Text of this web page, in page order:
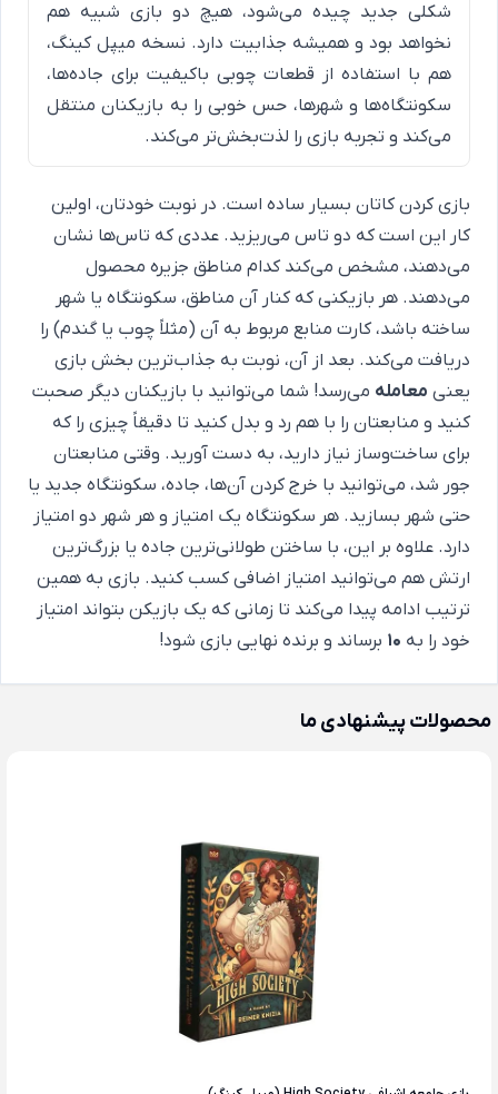
شکلی جدید چیده می‌شود، هیچ دو بازی شبیه هم
نخواهد بود و همیشه جذابیت دارد. نسخه میپل کینگ،
هم با استفاده از قطعات چوبی باکیفیت برای جاده‌ها،
سکونتگاه‌ها و شهرها، حس خوبی را به بازیکنان منتقل
می‌کند و تجربه بازی را لذت‌بخش‌تر می‌کند.
بازی کردن کاتان بسیار ساده است. در نوبت خودتان، اولین
کار این است که دو تاس می‌ریزید. عددی که تاس‌ها نشان
می‌دهند، مشخص می‌کند کدام مناطق جزیره محصول
می‌دهند. هر بازیکنی که کنار آن مناطق، سکونتگاه یا شهر
ساخته باشد، کارت منابع مربوط به آن (مثلاً چوب یا گندم) را
دریافت می‌کند. بعد از آن، نوبت به جذاب‌ترین بخش بازی
یعنی معامله می‌رسد! شما می‌توانید با بازیکنان دیگر صحبت
کنید و منابعتان را با هم رد و بدل کنید تا دقیقاً چیزی را که
برای ساخت‌وساز نیاز دارید، به دست آورید. وقتی منابعتان
جور شد، می‌توانید با خرج کردن آن‌ها، جاده، سکونتگاه جدید یا
حتی شهر بسازید. هر سکونتگاه یک امتیاز و هر شهر دو امتیاز
دارد. علاوه بر این، با ساختن طولانی‌ترین جاده یا بزرگ‌ترین
ارتش هم می‌توانید امتیاز اضافی کسب کنید. بازی به همین
ترتیب ادامه پیدا می‌کند تا زمانی که یک بازیکن بتواند امتیاز
خود را به ۱۰ برساند و برنده نهایی بازی شود!
محصولات پیشنهادی ما